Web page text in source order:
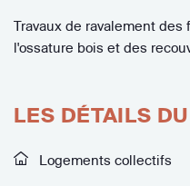
Travaux de ravalement
l'ossature bois et des
LES DÉTAILS
Logements collectifs